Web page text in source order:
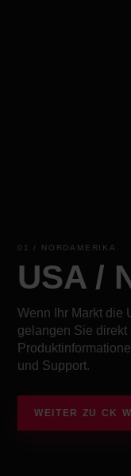
01 / NORDAMERIKA
USA /
Wenn Ihr Markt die
gelangen Sie
und Support.
WEITER ZU CK